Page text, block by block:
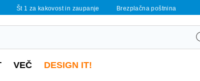
Št 1 za kakovost in zaupanje Brezplačna poštnina
VEČ DESIGN IT!